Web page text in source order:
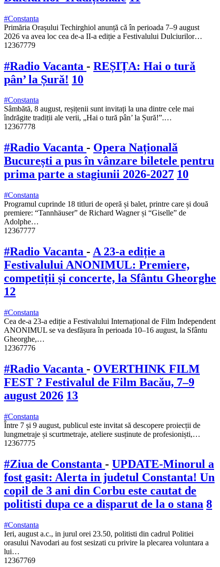
#Constanta
Primăria Orașului Techirghiol anunță că în perioada 7–9 august
2026 va avea loc cea de-a II-a ediție a Festivalului Dulciurilor…
12367779
#Radio Vacanta - REȘIȚA: Hai o tură
pân’ la Șură! 10
#Constanta
Sâmbătă, 8 august, reșițenii sunt invitați la una dintre cele mai
îndrăgite tradiții ale verii, „Hai o tură pân’ la Șură!”.…
12367778
#Radio Vacanta - Opera Națională
București a pus în vânzare biletele pentru
prima parte a stagiunii 2026-2027 10
#Constanta
Programul cuprinde 18 titluri de operă și balet, printre care și două
premiere: “Tannhäuser” de Richard Wagner și “Giselle” de
Adolphe…
12367777
#Radio Vacanta - A 23-a ediție a
Festivalului ANONIMUL: Premiere,
competiții și concerte, la Sfântu Gheorghe
12
#Constanta
Cea de-a 23-a ediție a Festivalului Internațional de Film Independent
ANONIMUL se va desfășura în perioada 10–16 august, la Sfântu
Gheorghe,…
12367776
#Radio Vacanta - OVERTHINK FILM
FEST ? Festivalul de Film Bacău, 7–9
august 2026 13
#Constanta
Între 7 și 9 august, publicul este invitat să descopere proiecții de
lungmetraje și scurtmetraje, ateliere susținute de profesioniști,…
12367775
#Ziua de Constanta - UPDATE-Minorul a
fost gasit: Alerta in judetul Constanta! Un
copil de 3 ani din Corbu este cautat de
politisti dupa ce a disparut de la o stana 8
#Constanta
Ieri, august a.c., in jurul orei 23.50, politisti din cadrul Politiei
orasului Navodari au fost sesizati cu privire la plecarea voluntara a
lui…
12367769